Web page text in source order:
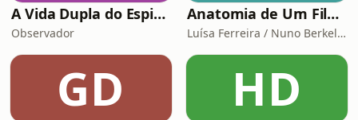
A Vida Dupla do Espião Traidor
Observador
Anatomia de Um Filme de Terror
Luísa Ferreira / Nuno Berkeley Cotter
GD HD